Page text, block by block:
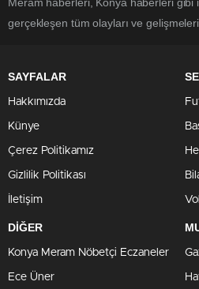
gerçekleşen tüm olayları ve
SAYFALAR
Hakkımızda
Künye
Çerez Politikamız
Gizlilik Politikası
İletişim
DİĞER
Konya Meram Nöbetçi Eczaneler
Ece Üner